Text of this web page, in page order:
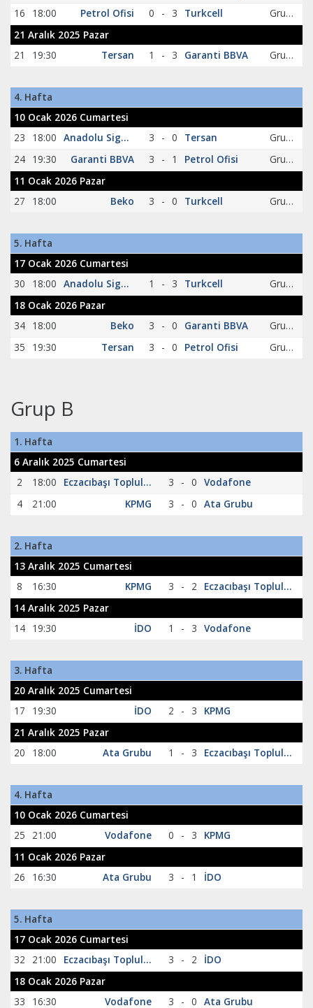
16
18:00 Petrol Ofisi 0 - 3 Turkcell
Grup A
21 Aralık 2025 Pazar
21
19:30 Tersan 1 - 3 Garanti BBVA Grup A
4. Hafta
10 Ocak 2026 Cumartesi
23
18:00 Anadolu Sigorta 3 - 0 Tersan
Grup A
24 19:30 Garanti BBVA 3 - 1 Petrol Ofisi
Grup A
11 Ocak 2026 Pazar
27
18:00 Beko 3 - 0 Turkcell Grup A
5. Hafta
17 Ocak 2026 Cumartesi
30
18:00 Anadolu Sigorta 1 - 3 Turkcell
Grup A
18 Ocak 2026 Pazar
34 18:00 Beko 3 - 0 Garanti BBVA
Grup A
35
19:30 Tersan 3 - 0 Petrol Ofisi Grup A
Grup B
1. Hafta
6 Aralık 2025 Cumartesi
2
18:00 Eczacıbaşı Topluluğu 3 - 0 Vodafone
4
21:00 KPMG 3 - 0 Ata Grubu
2. Hafta
13 Aralık 2025 Cumartesi
8
16:30 KPMG 3 - 2
Eczacıbaşı Topluluğu
14 Aralık 2025 Pazar
14 19:30 İDO 1 - 3 Vodafone
3. Hafta
20 Aralık 2025 Cumartesi
17
19:30 İDO 2 - 3
KPMG
21 Aralık 2025 Pazar
20
18:00 Ata Grubu 1 - 3 Eczacıbaşı Topluluğu
4. Hafta
10 Ocak 2026 Cumartesi
25
21:00 Vodafone 0 - 3
KPMG
11 Ocak 2026 Pazar
26
16:30 Ata Grubu 3 - 1 İDO
5. Hafta
17 Ocak 2026 Cumartesi
32
21:00 Eczacıbaşı Topluluğu 3 - 2
İDO
18 Ocak 2026 Pazar
33
16:30 Vodafone 3 - 0 Ata Grubu